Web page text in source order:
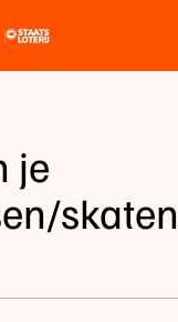
je
skaten